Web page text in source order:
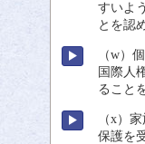
すいよ
とを認
（w）
国際 人
ること
（x）家
保護を